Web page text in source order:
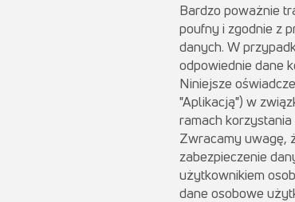
Bardzo poważnie
poufny i zgodnie z
danych. W
odpowiednie dane
Niniejsze
"Aplikacją") w
ramach korzystania
Zwracamy uwagę,
zabezpieczenie
użytkownikiem
dane osobowe